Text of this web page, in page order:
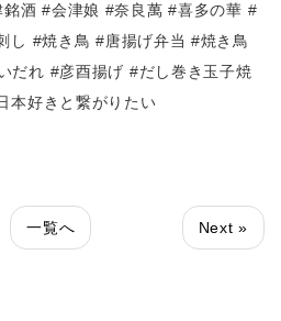
酒 #会津娘 #奈良萬 #喜多の華 #
し #焼き鳥 #唐揚げ弁当 #焼き鳥
だれ #彦酉揚げ #だし巻き玉子焼
本好きと繋がりたい
一覧へ Next »